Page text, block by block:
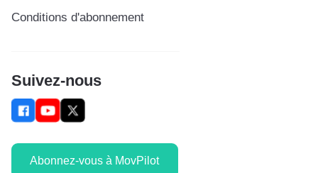
Conditions d'abonnement
Suivez-nous
Abonnez-vous à MovPilot